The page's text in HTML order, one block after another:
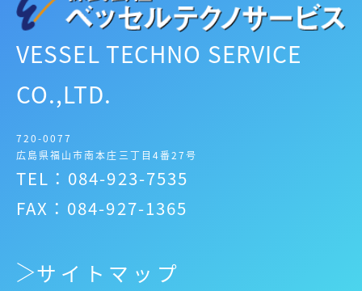
VESSEL TECHNO SERVICE
CO.,LTD.
720-0077
広島県福山市南本庄三丁目4番27号
TEL：084-923-7535
FAX：084-927-1365
サイトマップ